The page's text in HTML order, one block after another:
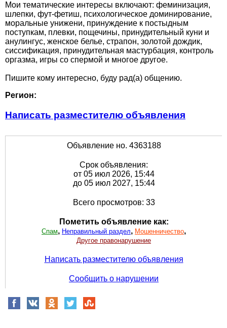
Мои тематические интересы включают: феминизация,
шлепки, фут-фетиш, психологическое доминирование,
моральные унижени, принуждение к постыдным
поступкам, плевки, пощечины, принудительный куни и
анулингус, женское белье, страпон, золотой дождик,
сиссификация, принудительная мастурбация, контроль
оргазма, игры со спермой и многое другое.
Пишите кому интересно, буду рад(а) общению.
Регион:
Написать разместителю объявления
Объявление но. 4363188
Срок объявления:
от 05 июл 2026, 15:44
до 05 июл 2027, 15:44
Всего просмотров: 33
Пометить объявление как:
Спам, Неправильный раздел, Мошенничество,
Другое правонарушение
Написать разместителю объявления
Сообщить о нарушении